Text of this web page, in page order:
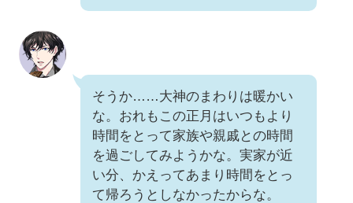
そうか……大神のまわりは暖かい
な。おれもこの正月はいつもより
時間をとって家族や親戚との時間
を過ごしてみようかな。実家が近
い分、かえってあまり時間をとっ
て帰ろうとしなかったからな。